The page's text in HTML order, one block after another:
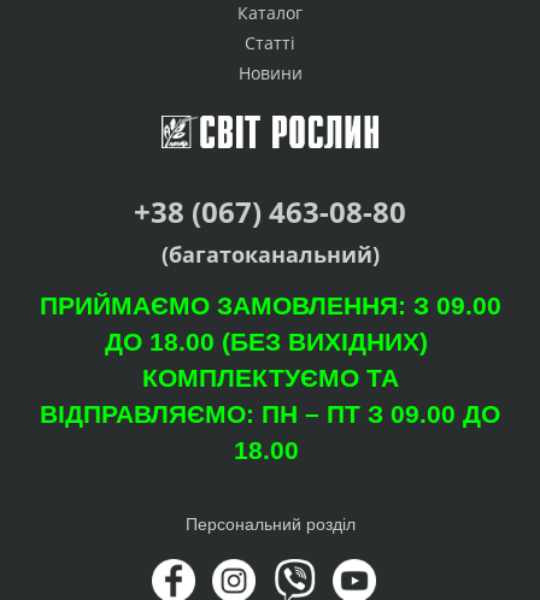
Каталог
Статті
Новини
+38 (067) 463-08-80
(багатоканальний)
ПРИЙМАЄМО ЗАМОВЛЕННЯ: З 09.00
ДО 18.00 (БЕЗ ВИХІДНИХ)
КОМПЛЕКТУЄМО ТА
ВІДПРАВЛЯЄМО: ПН – ПТ З 09.00 ДО
18.00
Персональний розділ